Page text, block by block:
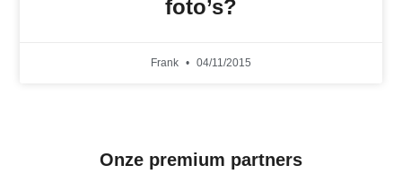
foto’s?
Frank 04/11/2015
Onze premium partners